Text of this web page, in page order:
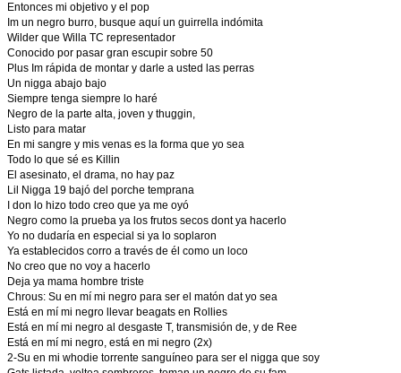
Entonces mi objetivo y el pop
Im un negro burro, busque aquí un guirrella indómita
Wilder que Willa TC representador
Conocido por pasar gran escupir sobre 50
Plus Im rápida de montar y darle a usted las perras
Un nigga abajo bajo
Siempre tenga siempre lo haré
Negro de la parte alta, joven y thuggin,
Listo para matar
En mi sangre y mis venas es la forma que yo sea
Todo lo que sé es Killin
El asesinato, el drama, no hay paz
Lil Nigga 19 bajó del porche temprana
I don lo hizo todo creo que ya me oyó
Negro como la prueba ya los frutos secos dont ya hacerlo
Yo no dudaría en especial si ya lo soplaron
Ya establecidos corro a través de él como un loco
No creo que no voy a hacerlo
Deja ya mama hombre triste
Chrous: Su en mí mi negro para ser el matón dat yo sea
Está en mí mi negro llevar beagats en Rollies
Está en mí mi negro al desgaste T, transmisión de, y de Ree
Está en mí mi negro, está en mi negro (2x)
2-Su en mi whodie torrente sanguíneo para ser el nigga que soy